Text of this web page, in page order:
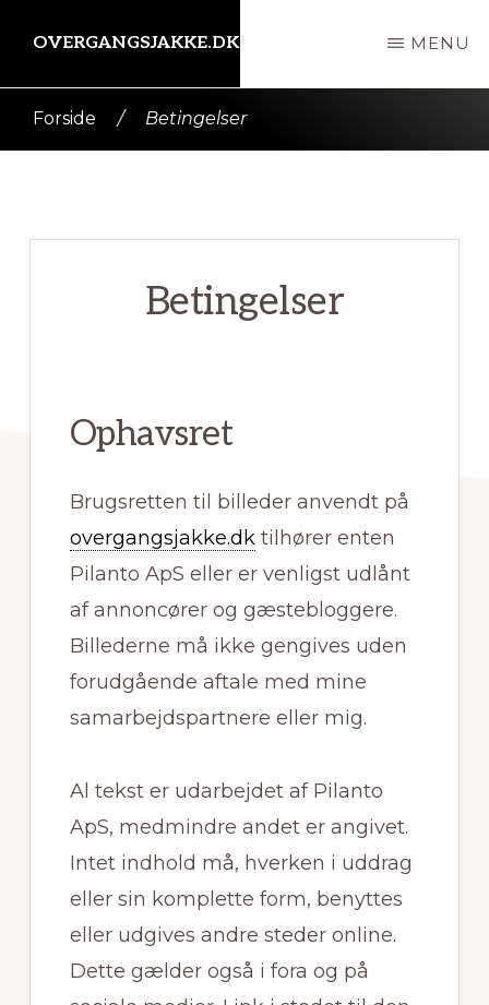
indhold
OVERGANGSJAKKE.DK MENU
Forside / Betingelser
Betingelser
Ophavsret
Brugsretten til billeder anvendt på
overgangsjakke.dktilhører enten
Pilanto ApS eller er venligst udlånt
af annoncører og gæstebloggere.
Billederne må ikke gengives uden
forudgående aftale med mine
samarbejdspartnere eller mig.
Al tekst er udarbejdet af Pilanto
ApS, medmindre andet er angivet.
Intet indhold må, hverken i uddrag
eller sin komplette form, benyttes
eller udgives andre steder online.
Dette gælder også i fora og på